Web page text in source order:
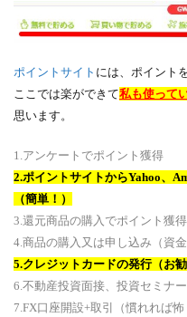
ポイントサイト には、ポイント
ここでは楽ができて私も使って
思います。
1.アンケートでポイント獲得
2.ポイントサイトからYahoo、
（簡単！）
3.還元商品の購入でポイント獲
4.商品の購入又は申し込み（資金
5.クレジットカードの発行（お勧
6.不動産投資面接、投資セミナ
7.FX口座開設+取引（慣れれば怖